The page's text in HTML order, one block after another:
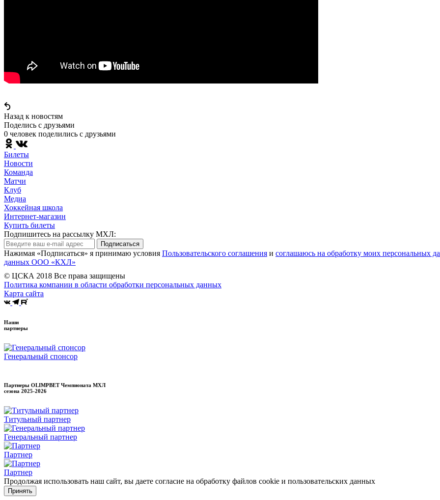
Назад к новостям
Поделись c друзьями
0 человек поделились c друзьями
Билеты
Новости
Команда
Матчи
Клуб
Медиа
Хоккейная школа
Интернет-магазин
Купить билеты
Подпишитесь на рассылку МХЛ:
Подписаться
Нажимая «Подписаться» я принимаю условия Пользовательского соглашения и соглашаюсь на обработку моих персональных
данных ООО «КХЛ»
© ЦСКА 2018 Все права защищены
Политика компании в области обработки персональных данных
Карта сайта
Наши
партнеры
Генеральный спонсор
Партнеры OLIMPBET Чемпионата МХЛ
сезона 2025-2026
Титульный партнер
Генеральный партнер
Партнер
Партнер
Продолжая использовать наш сайт, вы даете согласие на обработку файлов cookie и пользовательских данных
Принять